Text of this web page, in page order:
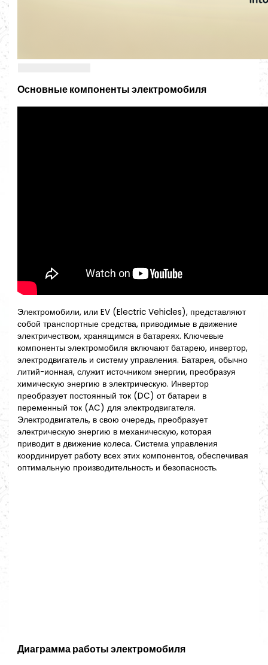
Основные компоненты электромобиля
Электромобили, или EV (Electric Vehicles), представляют
собой транспортные средства, приводимые в движение
электричеством, хранящимся в батареях. Ключевые
компоненты электромобиля включают батарею, инвертор,
электродвигатель и систему управления. Батарея, обычно
литий-ионная, служит источником энергии, преобразуя
химическую энергию в электрическую. Инвертор
преобразует постоянный ток (DC) от батареи в
переменный ток (AC) для электродвигателя.
Электродвигатель, в свою очередь, преобразует
электрическую энергию в механическую, которая
приводит в движение колеса. Система управления
координирует работу всех этих компонентов, обеспечивая
оптимальную производительность и безопасность.
Диаграмма работы электромобиля